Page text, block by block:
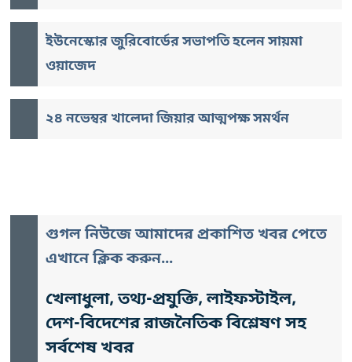
ইউনেস্কোর জুরিবোর্ডের সভাপতি হলেন সায়মা
ওয়াজেদ
২৪ নভেম্বর খালেদা জিয়ার আত্মপক্ষ সমর্থন
গুগল নিউজে আমাদের প্রকাশিত খবর পেতে
এখানে ক্লিক করুন...
খেলাধুলা, তথ্য-প্রযুক্তি, লাইফস্টাইল,
দেশ-বিদেশের রাজনৈতিক বিশ্লেষণ সহ
সর্বশেষ খবর